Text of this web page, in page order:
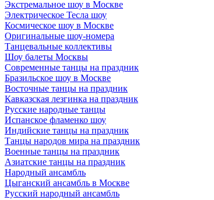
Экстремальное шоу в Москве
Электрическое Тесла шоу
Космическое шоу в Москве
Оригинальные шоу-номера
Танцевальные коллективы
Шоу балеты Москвы
Современные танцы на праздник
Бразильское шоу в Москве
Восточные танцы на праздник
Кавказская лезгинка на праздник
Русские народные танцы
Испанское фламенко шоу
Индийские танцы на праздник
Танцы народов мира на праздник
Военные танцы на праздник
Азиатские танцы на праздник
Народный ансамбль
Цыганский ансамбль в Москве
Русский народный ансамбль